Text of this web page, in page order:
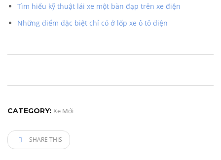
Tìm hiểu kỹ thuật lái xe một bàn đạp trên xe điện
Những điểm đặc biệt chỉ có ở lốp xe ô tô điện
CATEGORY: Xe Mới
SHARE THIS